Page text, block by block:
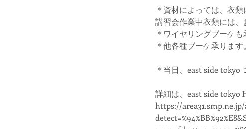
＊資材によっては、衣類
講習会作業中衣類には、
＊ワイヤリングブーケも
＊他各種ブーケ承ります。
＊当日、east side tokyo
詳細は、east side tokyo
https://